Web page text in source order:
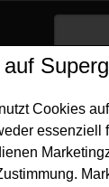
>
Cookies
essenziell